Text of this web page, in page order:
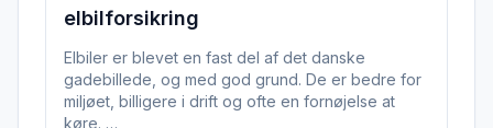
elbilforsikring
Elbiler er blevet en fast del af det danske
gadebillede, og med god grund. De er bedre for
miljøet, billigere i drift og ofte en fornøjelse at
køre. …